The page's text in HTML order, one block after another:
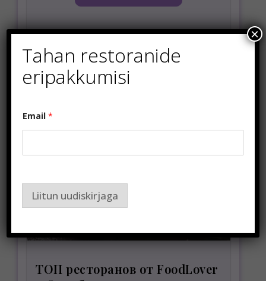
ТОП ресторанов от FoodLover
Tahan restoranide
eripakkumisi
Email*
Liitun uudiskirjaga
×